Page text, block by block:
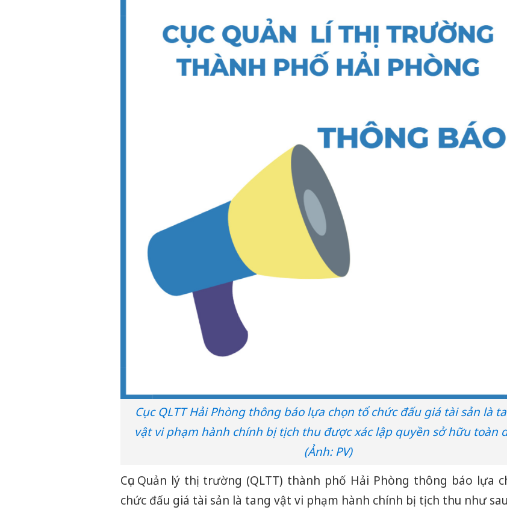
Cục QLTT Hải Phòng thông báo lựa chọn tổ chức đấu giá tài sản là
vật vi phạm hành chính bị tịch thu được xác lập quyền sở hữu toàn
(Ảnh: PV)
Cục Quản lý thị trường (QLTT) thành phố Hải Phòng thông báo lựa
chức đấu giá tài sản là tang vật vi phạm hành chính bị tịch thu như